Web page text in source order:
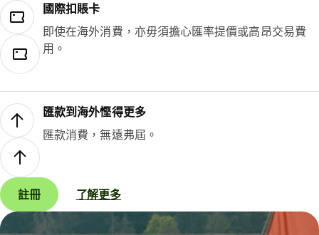
國際扣賬卡
即使在海外消費，亦毋須擔心匯率提價或高昂交易費
用。
匯款到海外慳得更多
匯款消費，無遠弗屆。
註冊 了解更多